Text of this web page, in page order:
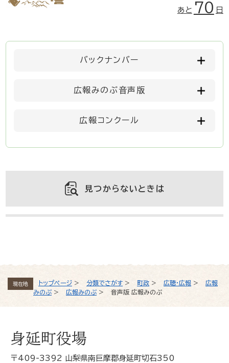
現在地 トップページ > 分類でさがす > 町政 > 広聴・広報 >
広報
みのぶ > 広報みのぶ > 音声版 広報みのぶ
あと 70 日
バックナンバー
広報みのぶ音声版
広報コンクール
見つからないときは
身延町役場
〒409-3392 山梨県南巨摩郡身延町切石350